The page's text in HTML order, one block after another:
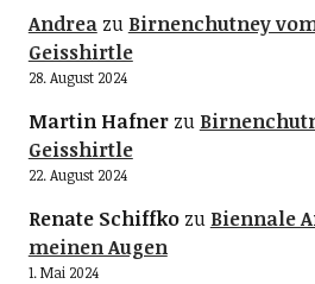
Andreazu Birnenchutney
Geisshirtle
28. August 2024
Martin Hafnerzu
Geisshirtle
22. August 2024
Renate Schiffkozu Biennale
meinen Augen
1. Mai 2024